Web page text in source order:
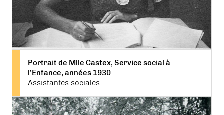
Portrait de Mlle Castex, Service social à
l’Enfance, années 1930
Assistantes sociales